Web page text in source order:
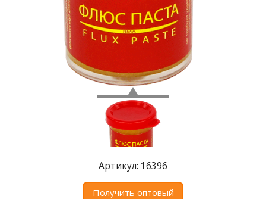
Артикул: 16396
Получить оптовый